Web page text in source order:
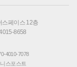
스페이스 12층
8658
4010-7078
스포스트